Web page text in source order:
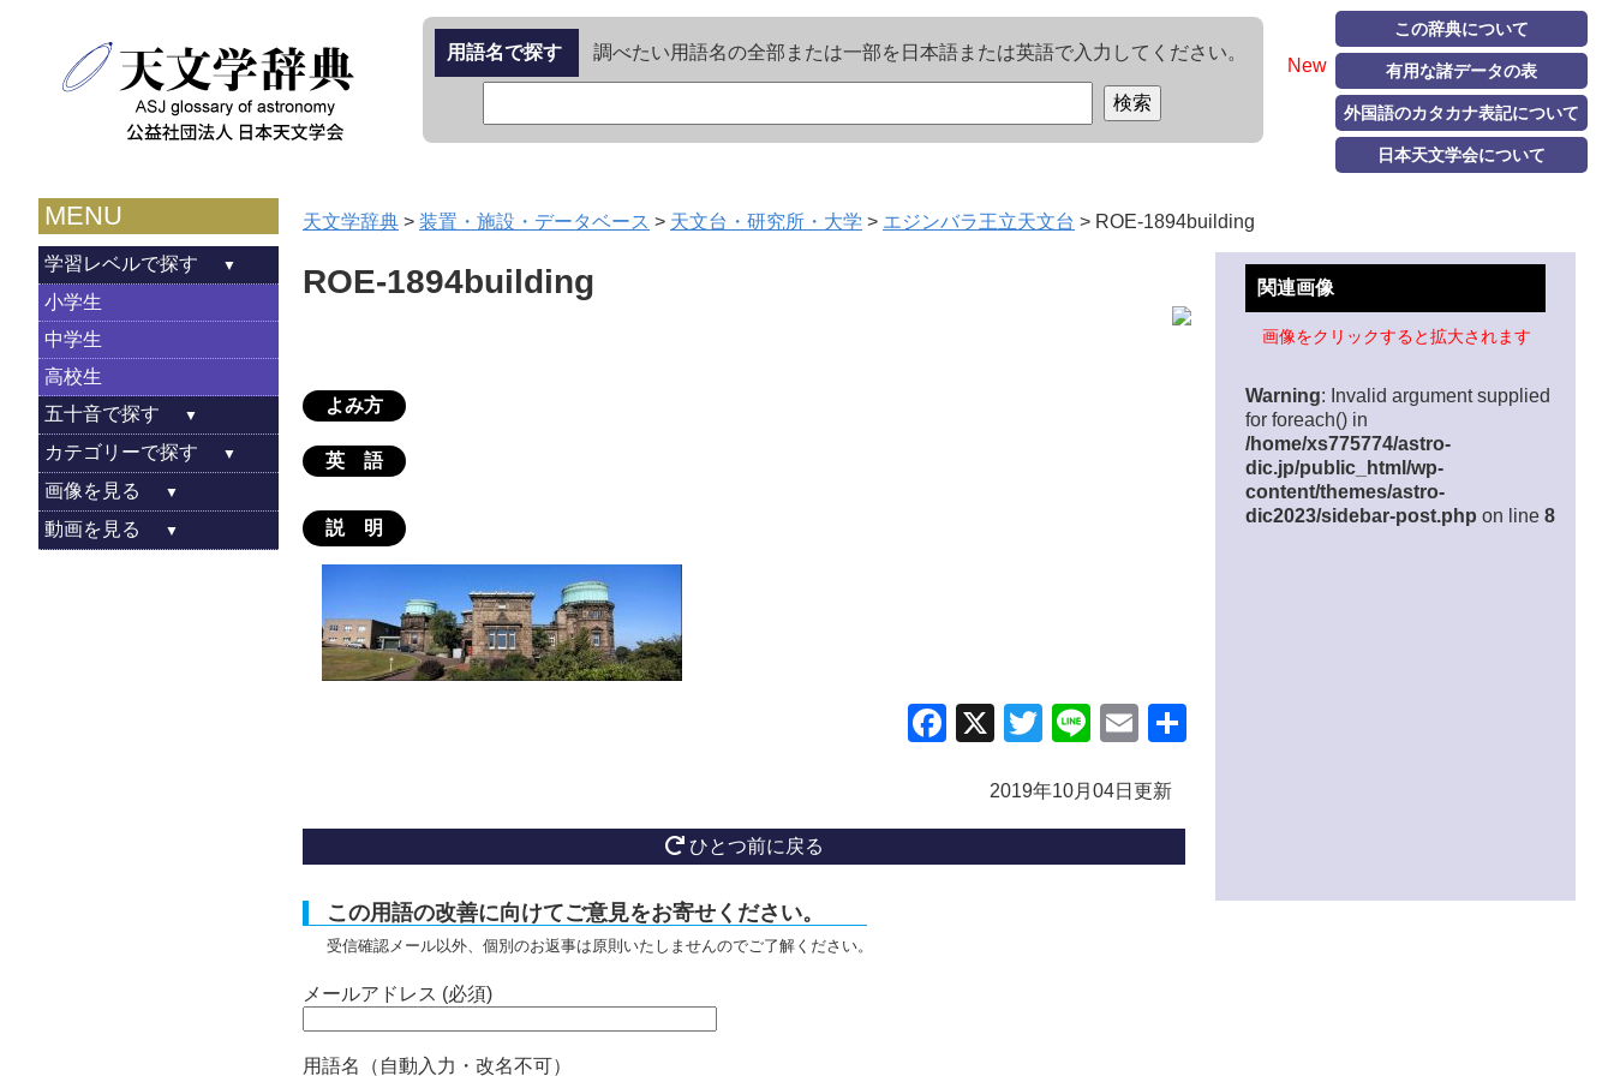
New
この辞典について
有用な諸データの表
外国語のカタカナ表記について
日本天文学会について
用語名で探す 調べたい用語名の全部または一部を日本語または英語で入力してください。
MENU
学習レベルで探す
小学生
中学生
高校生
五十音で探す
カテゴリーで探す
画像を見る
動画を見る
天文学辞典 > 装置・施設・データベース > 天文台・研究所・大学 > エジンバラ王立天文台 > ROE-1894building
ROE-1894building
よみ方
英 語
説 明
Facebook
X TwitterLineEmail
2019年10月04日更新
ひとつ前に戻る
この用語の改善に向けてご意見をお寄せください。
受信確認メール以外、個別のお返事は原則いたしませんのでご了解ください。
メールアドレス (必須)
用語名（自動入力・改名不可）
関連画像
画像をクリックすると拡大されます
Warning: Invalid argument supplied
for foreach() in
/home/xs775774/astro-
dic.jp/public_html/wp-
content/themes/astro-
dic2023/sidebar-post.php on line 8